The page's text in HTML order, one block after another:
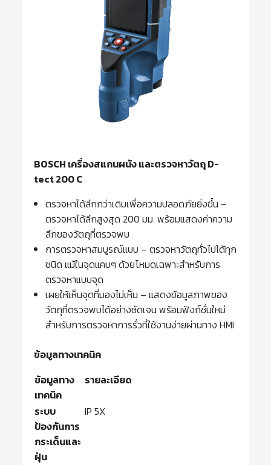
BOSCH เครื่องสแกนผนัง และตรวจหาวัตถุ D-
tect 200 C
ตรวจหาได้ลึกกว่าเดิมเพื่อความปลอดภัยยิ่งขึ้น –
ตรวจหาได้ลึกสูงสุด 200 มม. พร้อมแสดงค่าความ
ลึกของวัตถุที่ตรวจพบ
การตรวจหาสมบูรณ์แบบ – ตรวจหาวัตถุทั่วไปได้ทุก
ชนิด แม้ในจุดแคบๆ ด้วยโหมดเฉพาะสำหรับการ
ตรวจหาแบบจุด
เผยให้เห็นจุดที่มองไม่เห็น – แสดงข้อมูลภาพของ
วัตถุที่ตรวจพบได้อย่างชัดเจน พร้อมฟังก์ชั่นใหม่
สำหรับการตรวจหาการรั่วที่ใช้งานง่ายผ่านทาง HMI
ข้อมูลทางเทคนิค
ข้อมูลทาง
เทคนิค
รายละเอียด
ระบบ
ป้องกันการ
กระเด็นและ
ฝุ่น
IP 5X